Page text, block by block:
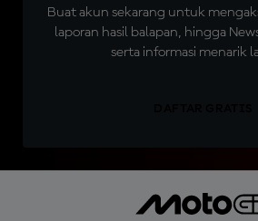
Buat akun sekarang untuk
laporan hasil balapan, hingga
serta informasi menarik